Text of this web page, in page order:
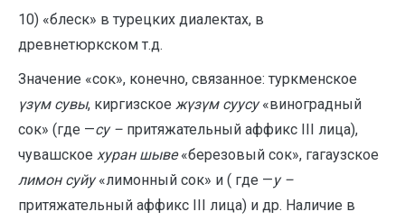
10) «блеск» в турецких диалектах, в
древнетюркском т.д.
Значение «сок», конечно, связанное: туркменское
үзүм сувы, киргизское жүзүм суусу«виноградный
сок» (где —су – притяжательный аффикс III лица),
чувашское хуран шыве«березовый сок», гагаузское
лимон суйу«лимонный сок» и ( где —у –
притяжательный аффикс III лица) и др. Наличие в